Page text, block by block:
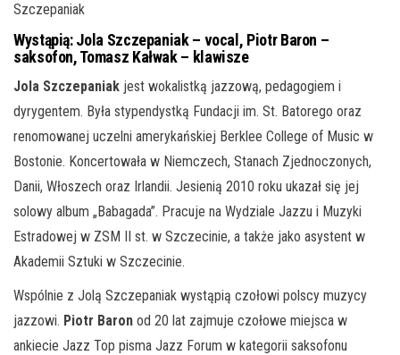
Szczepaniak
Wystąpią: Jola Szczepaniak – vocal, Piotr Baron –
saksofon, Tomasz Kałwak – klawisze
Jola Szczepaniak jest wokalistką jazzową, pedagogiem i
dyrygentem. Była stypendystką Fundacji im. St. Batorego oraz
renomowanej uczelni amerykańskiej Berklee College of Music w
Bostonie. Koncertowała w Niemczech, Stanach Zjednoczonych,
Danii, Włoszech oraz Irlandii. Jesienią 2010 roku ukazał się jej
solowy album „Babagada”. Pracuje na Wydziale Jazzu i Muzyki
Estradowej w ZSM II st. w Szczecinie, a także jako asystent w
Akademii Sztuki w Szczecinie.
Wspólnie z Jolą Szczepaniak wystąpią czołowi polscy muzycy
jazzowi. Piotr Baron od 20 lat zajmuje czołowe miejsca w
ankiecie Jazz Top pisma Jazz Forum w kategorii saksofonu